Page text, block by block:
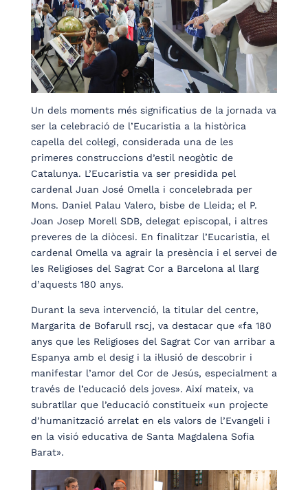
Un dels moments més significatius de la jornada va
ser la celebració de l’Eucaristia a la històrica
capella del col·legi, considerada una de les
primeres construccions d’estil neogòtic de
Catalunya. L’Eucaristia va ser presidida pel
cardenal Juan José Omella i concelebrada per
Mons. Daniel Palau Valero, bisbe de Lleida; el P.
Joan Josep Morell SDB, delegat episcopal, i altres
preveres de la diòcesi. En finalitzar l’Eucaristia, el
cardenal Omella va agrair la presència i el servei de
les Religioses del Sagrat Cor a Barcelona al llarg
d’aquests 180 anys.
Durant la seva intervenció, la titular del centre,
Margarita de Bofarull rscj, va destacar que «fa 180
anys que les Religioses del Sagrat Cor van arribar a
Espanya amb el desig i la il·lusió de descobrir i
manifestar l’amor del Cor de Jesús, especialment a
través de l’educació dels joves». Així mateix, va
subratllar que l’educació constitueix «un projecte
d’humanització arrelat en els valors de l’Evangeli i
en la visió educativa de Santa Magdalena Sofia
Barat».